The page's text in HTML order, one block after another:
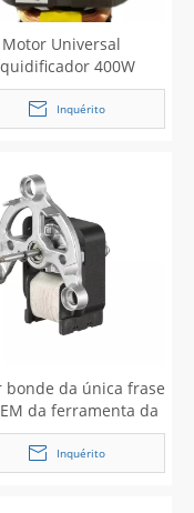
Motor Universal
400W
Inquérito
bonde da única frase
da ferramenta da
de YJ 7230
Inquérito